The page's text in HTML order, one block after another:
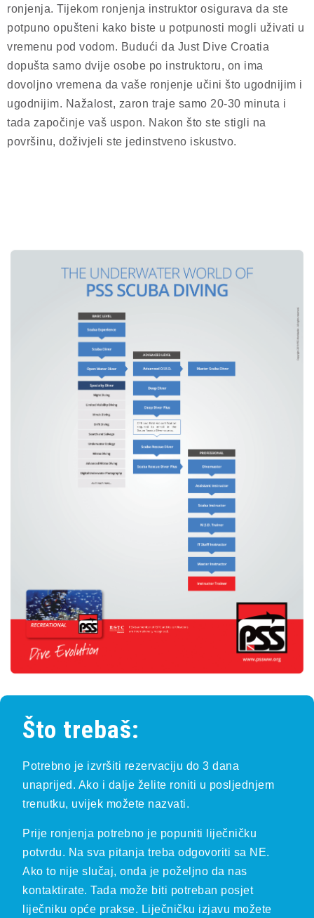
ronjenja. Tijekom ronjenja instruktor osigurava da ste
potpuno opušteni kako biste u potpunosti mogli uživati u
vremenu pod vodom. Budući da Just Dive Croatia
dopušta samo dvije osobe po instruktoru, on ima
dovoljno vremena da vaše ronjenje učini što ugodnijim i
ugodnijim. Nažalost, zaron traje samo 20-30 minuta i
tada započinje vaš uspon. Nakon što ste stigli na
površinu, doživjeli ste jedinstveno iskustvo.
Što trebaš:
Potrebno je izvršiti rezervaciju do 3 dana
unaprijed. Ako i dalje želite roniti u posljednjem
trenutku, uvijek možete nazvati.
Prije ronjenja potrebno je popuniti liječničku
potvrdu. Na sva pitanja treba odgovoriti sa NE.
Ako to nije slučaj, onda je poželjno da nas
kontaktirate. Tada može biti potreban posjet
liječniku opće prakse. Liječničku izjavu možete